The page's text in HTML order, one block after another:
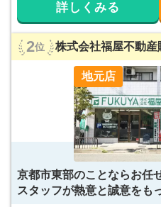
詳しくみる
2位 株式会社福屋不動
地元店
京都市東部のことならお任
スタッフが熱意と誠意をも